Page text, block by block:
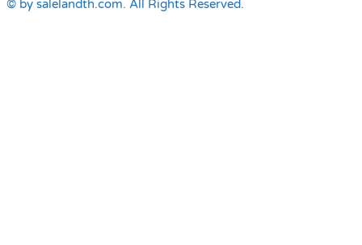
© by salelandth.com. All Rights Reserved.